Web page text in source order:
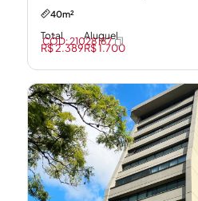
40m²
Total
R$ 2.389
Aluguel
R$ 1.700
CÓD: 21028187